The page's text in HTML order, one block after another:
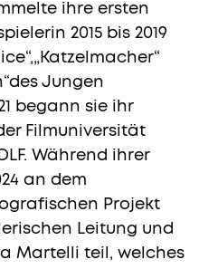
ihre ersten
2015 bis 2019
Jungen
begann sie ihr
Filmuniversität
Während ihrer
an dem
Projekt
Leitung und
Martelli teil, welches